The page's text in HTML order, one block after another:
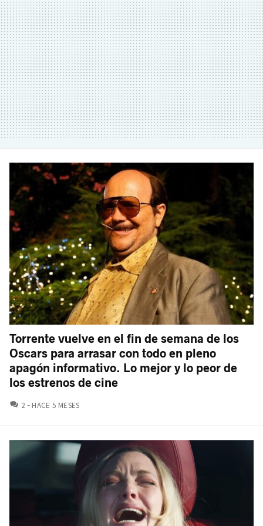
Torrente vuelve en el fin de semana de los
Oscars para arrasar con todo en pleno
apagón informativo. Lo mejor y lo peor de
los estrenos de cine
2 COMENTARIOS
HACE 5 MESES